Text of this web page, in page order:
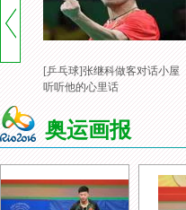
[乒乓球]张继科做客对话小屋
听听他的心里话
奥运画报